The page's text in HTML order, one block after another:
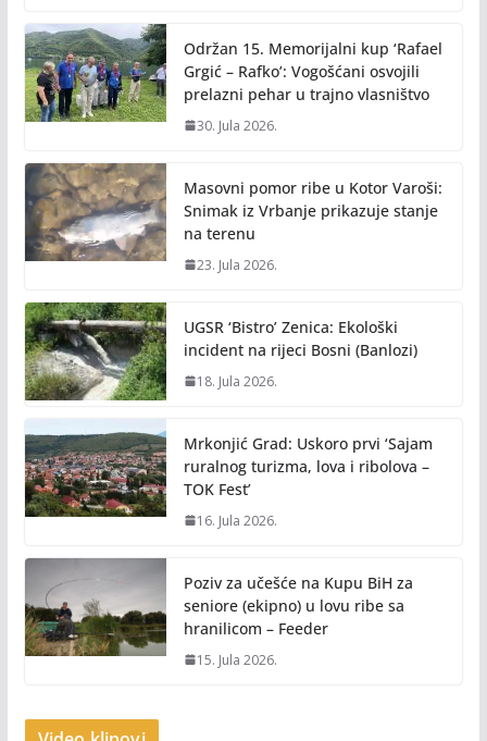
Održan 15. Memorijalni kup ‘Rafael
Grgić – Rafko’: Vogošćani osvojili
prelazni pehar u trajno vlasništvo
30. Jula 2026.
Masovni pomor ribe u Kotor Varoši:
Snimak iz Vrbanje prikazuje stanje
na terenu
23. Jula 2026.
UGSR ‘Bistro’ Zenica: Ekološki
incident na rijeci Bosni (Banlozi)
18. Jula 2026.
Mrkonjić Grad: Uskoro prvi ‘Sajam
ruralnog turizma, lova i ribolova –
TOK Fest’
16. Jula 2026.
Poziv za učešće na Kupu BiH za
seniore (ekipno) u lovu ribe sa
hranilicom – Feeder
15. Jula 2026.